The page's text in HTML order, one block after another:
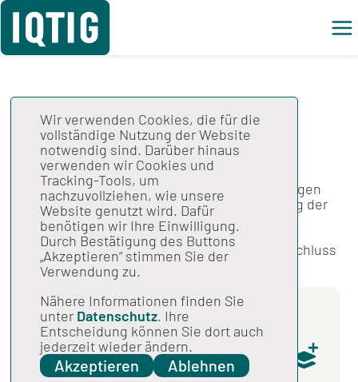
Gesamtspezifikation
Stand: 15.12.2025
Spezifikation für die Mindestmengenregelungen
2026, Version 02; Ergänzung sowie Löschung der
OPS-Kodes für die Leistungsbereiche
"Kolonkarzinomchirurgie" und
"Rektumkarzinomchirurgie" gemäß G-BA Beschluss
vom 03.12.2025.
Komplettdownload
Mindestmengenspezifikation
ZIP V02 / 15.12.2025 /
Wir verwenden Cookies, die für die
vollständige Nutzung der Website
notwendig sind. Darüber hinaus
verwenden wir Cookies und
Tracking-Tools, um
nachzuvollziehen, wie unsere
Website genutzt wird. Dafür
benötigen wir Ihre Einwilligung.
Durch Bestätigung des Buttons
„Akzeptieren“ stimmen Sie der
Verwendung zu.
Nähere Informationen finden Sie
unter Datenschutz. Ihre
Entscheidung können Sie dort auch
jederzeit wieder ändern.
Akzeptieren Ablehnen